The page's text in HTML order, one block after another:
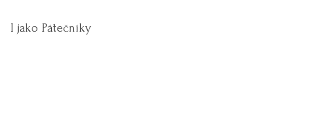
I jako Pátečníky